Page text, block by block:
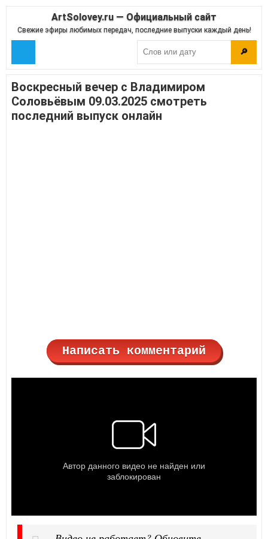
ArtSolovey.ru — Официальный сайт
Свежие эфиры любимых передач, последние выпуски каждый день!
🔎
Воскресный вечер с Владимиром
Соловьёвым 09.03.2025 смотреть
последний выпуск онлайн
Написать комментарий